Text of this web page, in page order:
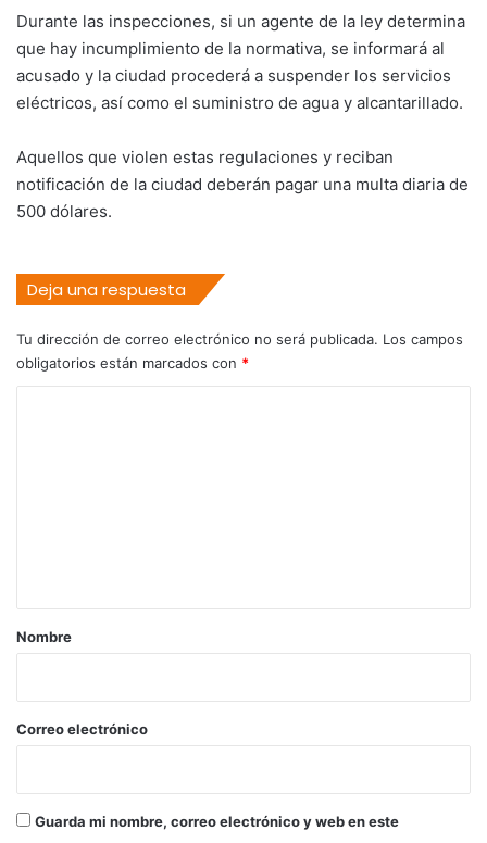
Durante las inspecciones, si un agente de la ley determina
que hay incumplimiento de la normativa, se informará al
acusado y la ciudad procederá a suspender los servicios
eléctricos, así como el suministro de agua y alcantarillado.
Aquellos que violen estas regulaciones y reciban
notificación de la ciudad deberán pagar una multa diaria de
500 dólares.
Deja una respuesta
Tu dirección de correo electrónico no será publicada. Los campos
obligatorios están marcados con *
r
*
Nombre
Correo electrónico
Guarda mi nombre, correo electrónico y web en este